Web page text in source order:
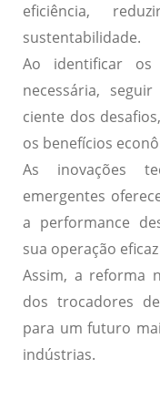
eficiência,
sustentabilidade.
Ao identificar
necessária,
ciente dos
os benefícios
As inovações
emergentes
a performance
sua operação
Assim, a reforma
dos trocadores
para um futuro
indústrias.